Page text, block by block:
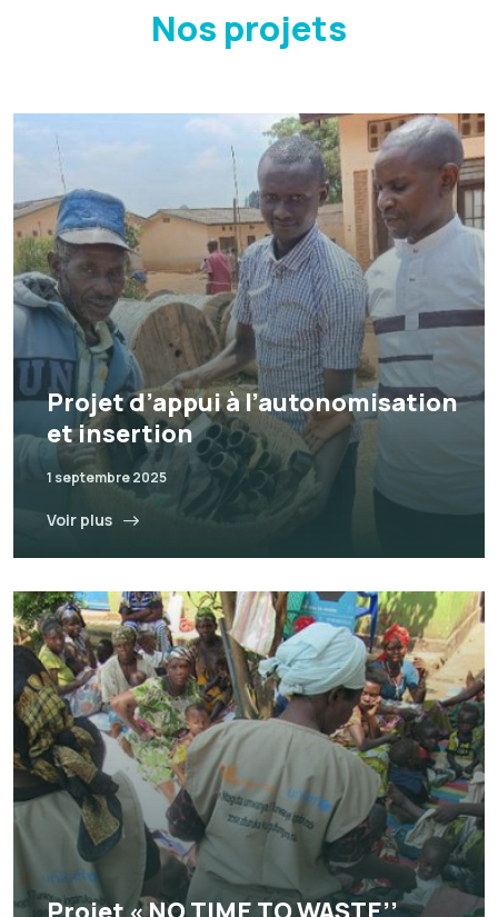
Nos projets
Projet d’appui à l’autonomisation
et insertion
1 septembre 2025
Voir plus